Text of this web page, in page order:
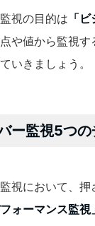
視の目的は 「
や値から監視
いきましょう。
ー監視5つの
視において、押
ォーマンス監視